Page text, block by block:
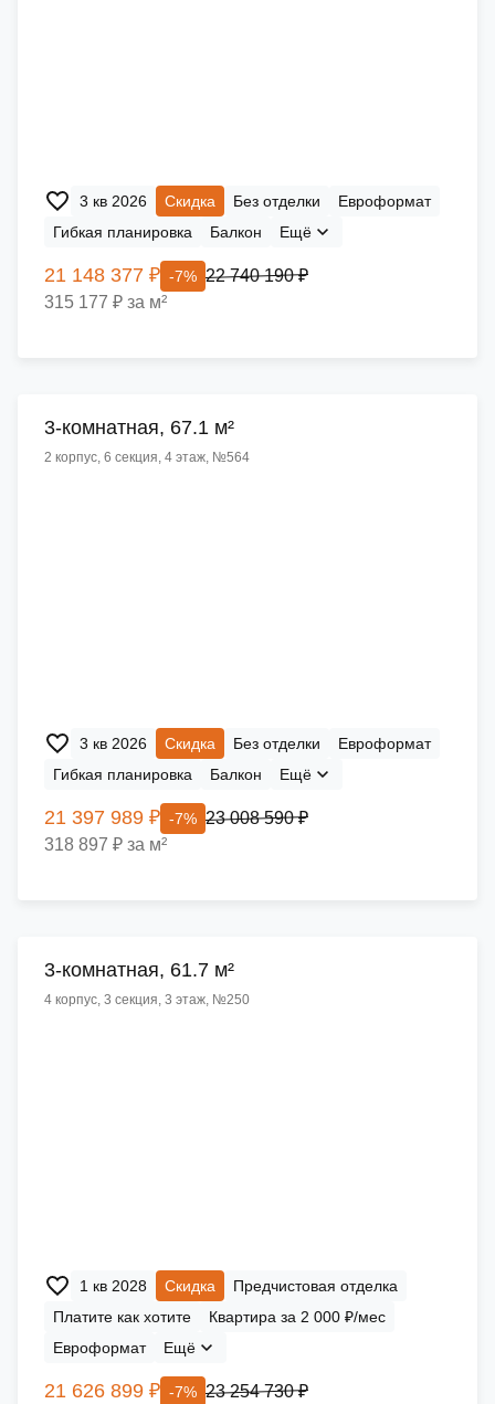
3 кв 2026 Скидка Без отделки
Евроформат
Гибкая планировка
Балкон Ещё
21 148 377 ₽ -7% 22 740 190 ₽
315 177 ₽ за м²
3-комнатная, 67.1 м²
2 корпус, 6 секция, 4 этаж, №564
3 кв 2026 Скидка Без отделки
Евроформат
Гибкая планировка
Балкон Ещё
21 397 989 ₽ -7% 23 008 590 ₽
318 897 ₽ за м²
3-комнатная, 61.7 м²
4 корпус, 3 секция, 3 этаж, №250
1 кв 2028 Скидка
Предчистовая отделка
Платите как хотите
Квартира за 2 000 ₽/мес
Евроформат
Ещё
21 626 899 ₽ -7% 23 254 730 ₽